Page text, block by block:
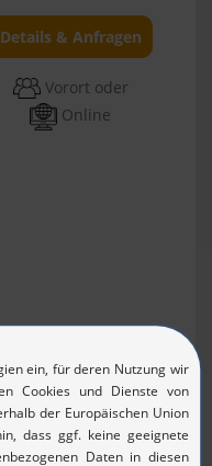
Details & Anfragen
Vorort oder
Online